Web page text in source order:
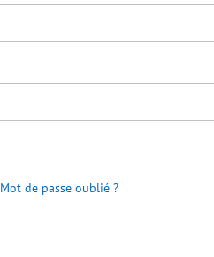
Mot de passe oublié ?